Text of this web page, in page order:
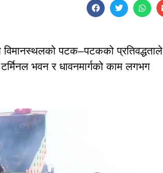
विमानस्थलको पटक–पटकको प्रतिवद्धताले
भवन र धावनमार्गको काम लगभग